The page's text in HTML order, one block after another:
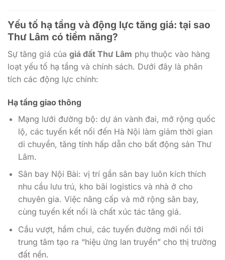
Yếu tố hạ tầng và động lực tăng giá: tại sao
Thư Lâm có tiềm năng?
Sự tăng giá của giá đất Thư Lâm phụ thuộc vào hàng
loạt yếu tố hạ tầng và chính sách. Dưới đây là phân
tích các động lực chính:
Hạ tầng giao thông
Mạng lưới đường bộ: dự án vành đai, mở rộng quốc
lộ, các tuyến kết nối đến Hà Nội làm giảm thời gian
di chuyển, tăng tính hấp dẫn cho bất động sản Thư
Lâm.
Sân bay Nội Bài: vị trí gần sân bay luôn kích thích
nhu cầu lưu trú, kho bãi logistics và nhà ở cho
chuyên gia. Việc nâng cấp và mở rộng sân bay,
cùng tuyến kết nối là chất xúc tác tăng giá.
Cầu vượt, hầm chui, các tuyến đường mới nối tới
trung tâm tạo ra “hiệu ứng lan truyền” cho thị trường
đất nền.